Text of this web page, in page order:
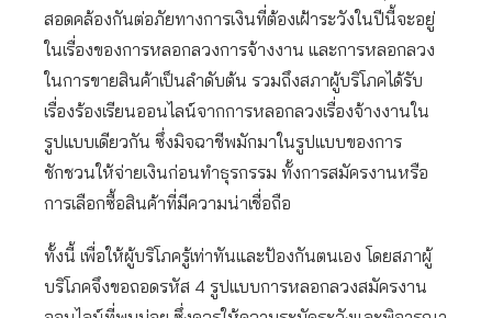
สอดคล้องกันต่อภัยทางการเงินที่ต้องเฝ้าระวังในปีนี้จะอยู่
ในเรื่องของการหลอกลวงการจ้างงาน และการหลอกลวง
ในการขายสินค้าเป็นลำดับต้น รวมถึงสภาผู้บริโภคได้รับ
เรื่องร้องเรียนออนไลน์จากการหลอกลวงเรื่องจ้างงานใน
รูปแบบเดียวกัน ซึ่งมิจฉาชีพมักมาในรูปแบบของการ
ชักชวนให้จ่ายเงินก่อนทำธุรกรรม ทั้งการสมัครงานหรือ
การเลือกซื้อสินค้าที่มีความน่าเชื่อถือ
ทั้งนี้ เพื่อให้ผู้บริโภครู้เท่าทันและป้องกันตนเอง โดยสภาผู้
บริโภคจึงขอถอดรหัส 4 รูปแบบการหลอกลวงสมัครงาน